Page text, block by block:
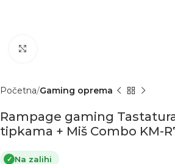
Početna Gaming oprema
Rampage gaming
tipkama + Miš Combo KM-
✓ Na zalihi